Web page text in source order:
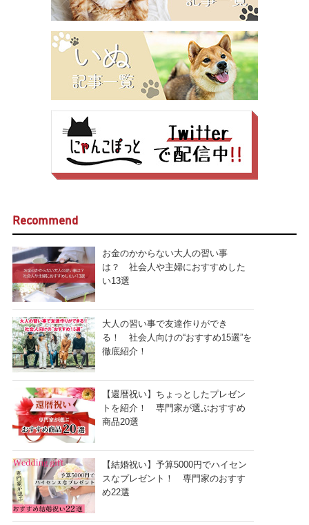
Recommend
お金のかからない大人の習い事
は？ 社会人や主婦におすすめした
い13選
大人の習い事で友達作りができ
る！ 社会人向けの“おすすめ15選”を
徹底紹介！
【還暦祝い】ちょっとしたプレゼン
トを紹介！ 専門家が選ぶおすすめ
商品20選
【結婚祝い】予算5000円でハイセン
スなプレゼント！ 専門家のおすす
め22選